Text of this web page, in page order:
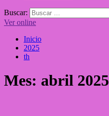
Buscar:
Ver online
Inicio
2025
th
Mes: abril 2025